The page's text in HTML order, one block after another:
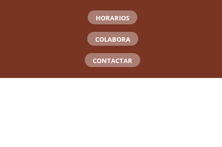
HORARIOS
COLABORA
CONTACTAR